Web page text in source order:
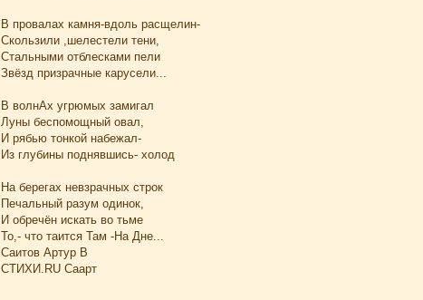
В провалах камня-вдоль расщелин-
Скользили ,шелестели тени,
Стальными отблесками пели
Звёзд призрачные карусели...
В волнАх угрюмых замигал
Луны беспомощный овал,
И рябью тонкой набежал-
Из глубины поднявшись- холод
На берегах невзрачных строк
Печальный разум одинок,
И обречён искать во тьме
То,- что таится Там -На Дне...
Саитов Артур В
СТИХИ.RU Саарт